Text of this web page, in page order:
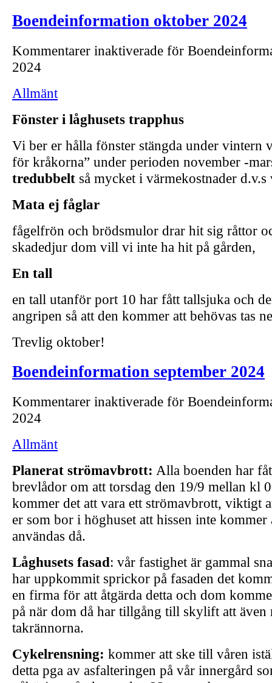
Boendeinformation oktober 2024
Kommentarer inaktiverade för
2024
Allmänt
Fönster i låghusets trapphus
Vi ber er hålla fönster stängda under vintern
för kråkorna” under perioden november -
tredubbelt så mycket i värmekostnader d.v.s
Mata ej fåglar
fågelfrön och brödsmulor drar hit sig råttor
skadedjur dom vill vi inte ha hit på gården,
En tall
en tall utanför port 10 har fått tallsjuka och
angripen så att den kommer att behövas tas
Trevlig oktober!
Boendeinformation september 2024
Kommentarer inaktiverade för
2024
Allmänt
Planerat strömavbrott: Alla boenden har
brevlådor om att torsdag den 19/9 mellan kl
kommer det att vara ett strömavbrott, viktigt
er som bor i höghuset att hissen inte kommer
användas då.
Låghusets fasad: vår fastighet är gammal
har uppkommit sprickor på fasaden det
en firma för att åtgärda detta och dom
på när dom då har tillgång till skylift att även
takrännorna.
Cykelrensning: kommer att ske till våren
detta pga av asfalteringen på vår innergård